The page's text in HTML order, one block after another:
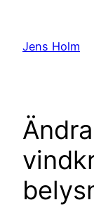
innehåll
Jens Holm